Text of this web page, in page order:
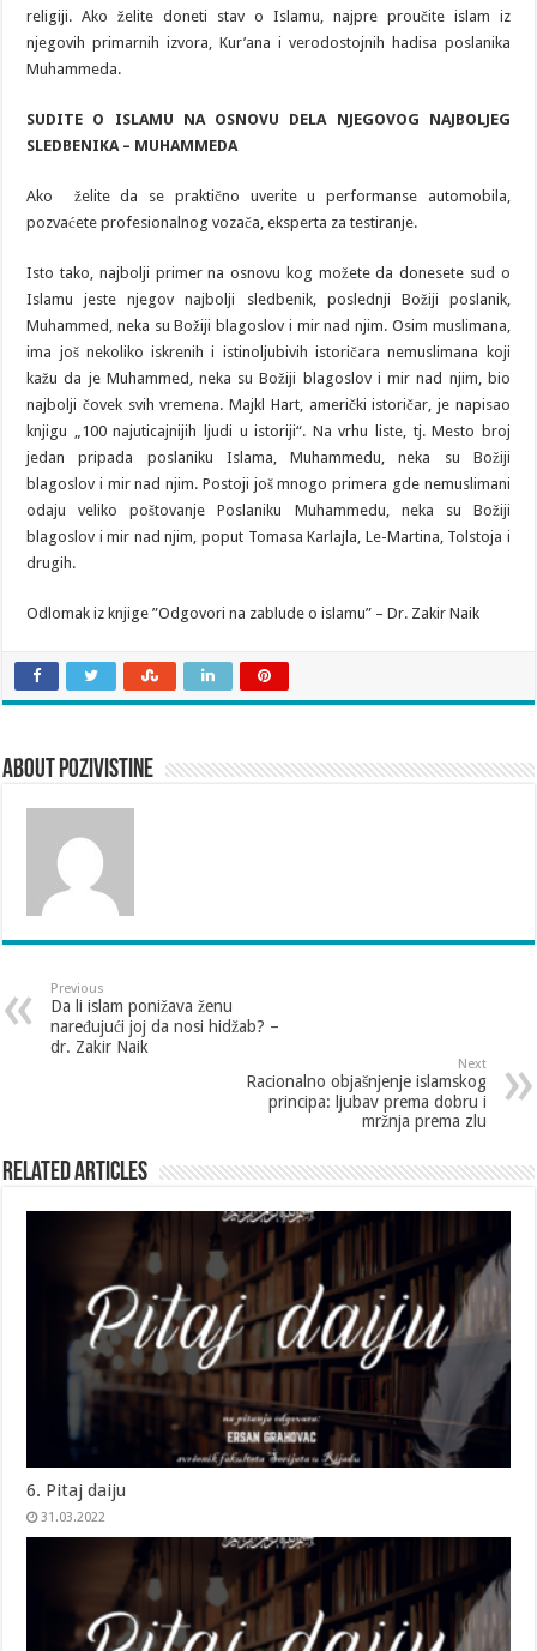
religiji. Ako želite doneti stav o Islamu, najpre proučite islam iz
njegovih primarnih izvora, Kur’ana i verodostojnih hadisa poslanika
Muhammeda.
SUDITE O ISLAMU NA OSNOVU
DELA NJEGOVOG NAJBOLJEG
SLEDBENIKA – MUHAMMEDA
Ako želite da se praktično uverite u performanse automobila,
pozvaćete profesionalnog vozača, eksperta za testiranje.
Isto tako, najbolji primer na osnovu kog možete da donesete sud o
Islamu jeste njegov najbolji sledbenik, poslednji Božiji poslanik,
Muhammed, neka su Božiji blagoslov i mir nad njim. Osim muslimana,
ima još nekoliko iskrenih i istinoljubivih istoričara nemuslimana koji
kažu da je Muhammed, neka su Božiji blagoslov i mir nad njim, bio
najbolji čovek svih vremena. Majkl Hart, američki istoričar, je napisao
knjigu „100 najuticajnijih ljudi u istoriji“. Na vrhu liste, tj. Mesto broj
jedan pripada poslaniku Islama, Muhammedu, neka su Božiji
blagoslov i mir nad njim. Postoji još mnogo primera gde nemuslimani
odaju veliko poštovanje Poslaniku Muhammedu, neka su Božiji
blagoslov i mir nad njim, poput Tomasa Karlajla, Le-Martina, Tolstoja i
drugih.
Odlomak iz knjige ”Odgovori na zablude o islamu” – Dr. Zakir Naik
About pozivistine
Previous
Da li islam ponižava ženu
naređujući joj da nosi hidžab? –
dr. Zakir Naik
Next
Racionalno objašnjenje islamskog
principa: ljubav prema dobru i
mržnja prema zlu
Related Articles
6. Pitaj daiju
31.03.2022